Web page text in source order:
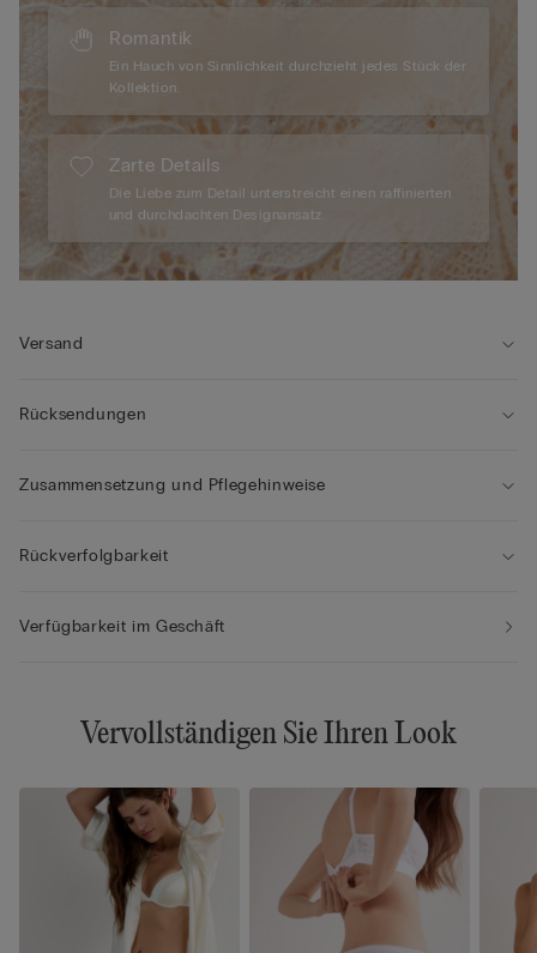
Romantik
Ein Hauch von Sinnlichkeit durchzieht jedes Stück der
Kollektion.
Zarte Details
Die Liebe zum Detail unterstreicht einen raffinierten
und durchdachten Designansatz.
Versand
Rücksendungen
Zusammensetzung und Pflegehinweise
Rückverfolgbarkeit
Verfügbarkeit im Geschäft
Vervollständigen Sie Ihren Look